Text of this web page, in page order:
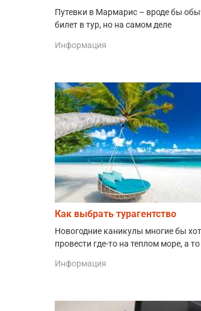
Путевки в Мармарис – вроде бы
билет в тур, но на самом деле
Информация
Как выбрать турагентство
Новогодние каникулы многие бы
провести где-то на теплом море, а
Информация